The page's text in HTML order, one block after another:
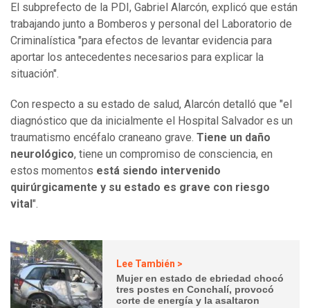
El subprefecto de la PDI, Gabriel Alarcón, explicó que están
trabajando junto a Bomberos y personal del Laboratorio de
Criminalística "para efectos de levantar evidencia para
aportar los antecedentes necesarios para explicar la
situación".
Con respecto a su estado de salud, Alarcón detalló que "el
diagnóstico que da inicialmente el Hospital Salvador es un
traumatismo encéfalo craneano grave. Tiene un daño
neurológico, tiene un compromiso de consciencia, en
estos momentos está siendo intervenido
quirúrgicamente y su estado es grave con riesgo
vital ".
Lee También >
Mujer en estado de ebriedad chocó
tres postes en Conchalí, provocó
corte de energía y la asaltaron